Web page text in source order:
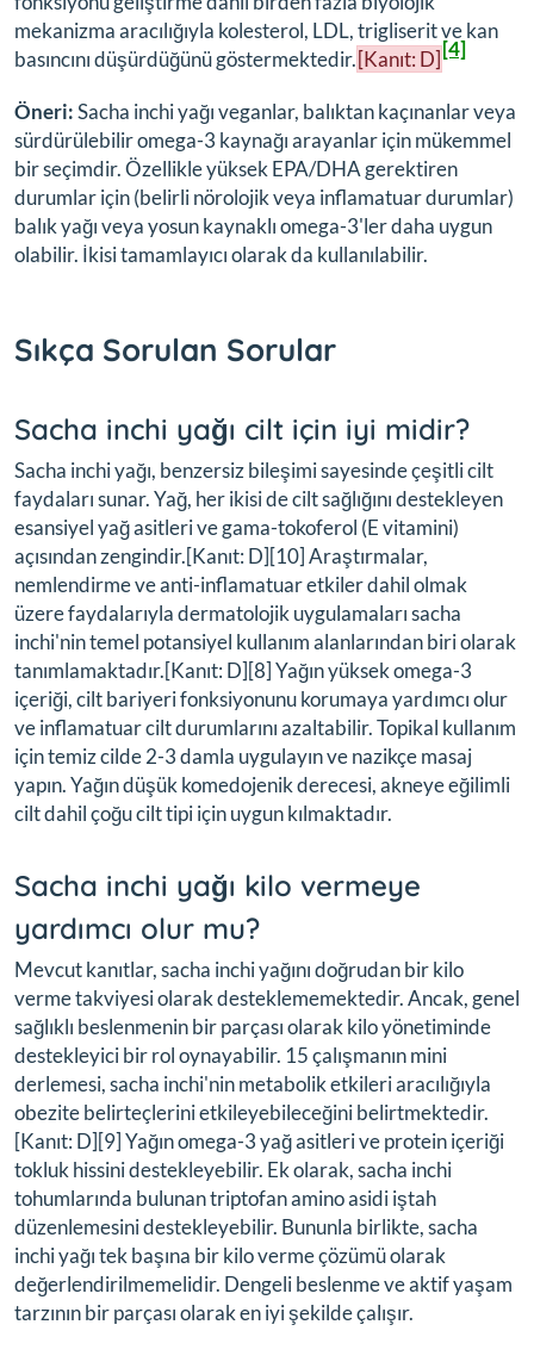
mekanizma aracılığıyla kolesterol, LDL, trigliserit ve kan
basıncını düşürdüğünü göstermektedir.[Kanıt: D][4]
Öneri:Sacha inchi yağı veganlar, balıktan kaçınanlar veya
sürdürülebilir omega-3 kaynağı arayanlar için mükemmel
bir seçimdir. Özellikle yüksek EPA/DHA gerektiren
durumlar için (belirli nörolojik veya inflamatuar durumlar)
balık yağı veya yosun kaynaklı omega-3'ler daha uygun
olabilir. İkisi tamamlayıcı olarak da kullanılabilir.
Sıkça Sorulan Sorular
Sacha inchi yağı cilt için iyi midir?
Sacha inchi yağı, benzersiz bileşimi sayesinde çeşitli cilt
faydaları sunar. Yağ, her ikisi de cilt sağlığını destekleyen
esansiyel yağ asitleri ve gama-tokoferol (E vitamini)
açısından zengindir.[Kanıt: D][10] Araştırmalar,
nemlendirme ve anti-inflamatuar etkiler dahil olmak
üzere faydalarıyla dermatolojik uygulamaları sacha
inchi'nin temel potansiyel kullanım alanlarından biri olarak
tanımlamaktadır.[Kanıt: D][8] Yağın yüksek omega-3
içeriği, cilt bariyeri fonksiyonunu korumaya yardımcı olur
ve inflamatuar cilt durumlarını azaltabilir. Topikal kullanım
için temiz cilde 2-3 damla uygulayın ve nazikçe masaj
yapın. Yağın düşük komedojenik derecesi, akneye eğilimli
cilt dahil çoğu cilt tipi için uygun kılmaktadır.
Sacha inchi yağı kilo vermeye
yardımcı olur mu?
Mevcut kanıtlar, sacha inchi yağını doğrudan bir kilo
verme takviyesi olarak desteklememektedir. Ancak, genel
sağlıklı beslenmenin bir parçası olarak kilo yönetiminde
destekleyici bir rol oynayabilir. 15 çalışmanın mini
derlemesi, sacha inchi'nin metabolik etkileri aracılığıyla
obezite belirteçlerini etkileyebileceğini belirtmektedir.
[Kanıt: D][9] Yağın omega-3 yağ asitleri ve protein içeriği
tokluk hissini destekleyebilir. Ek olarak, sacha inchi
tohumlarında bulunan triptofan amino asidi iştah
düzenlemesini destekleyebilir. Bununla birlikte, sacha
inchi yağı tek başına bir kilo verme çözümü olarak
değerlendirilmemelidir. Dengeli beslenme ve aktif yaşam
tarzının bir parçası olarak en iyi şekilde çalışır.